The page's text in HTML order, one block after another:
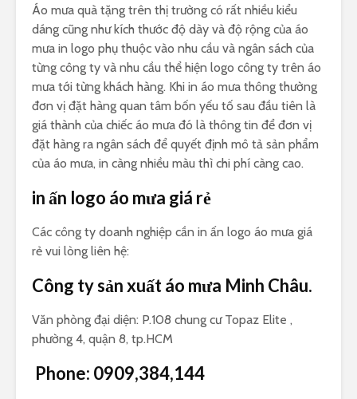
Áo mưa quà tặng trên thị trường có rất nhiều kiểu
dáng cũng như kích thước độ dày và độ rộng của áo
mưa in logo phụ thuộc vào nhu cầu và ngân sách của
từng công ty và nhu cầu thể hiện logo công ty trên áo
mưa tới từng khách hàng. Khi in áo mưa thông thường
đơn vị đặt hàng quan tâm bốn yếu tố sau đầu tiên là
giá thành của chiếc áo mưa đó là thông tin để đơn vị
đặt hàng ra ngân sách để quyết định mô tả sản phẩm
của áo mưa, in càng nhiều màu thì chi phí càng cao.
in ấn logo áo mưa giá rẻ
Các công ty doanh nghiệp cần in ấn logo áo mưa giá
rẻ vui lòng liên hệ:
Công ty sản xuất áo mưa Minh Châu.
Văn phòng đại diện: P.108 chung cư Topaz Elite ,
phường 4, quận 8, tp.HCM
Phone: 0909,384,144